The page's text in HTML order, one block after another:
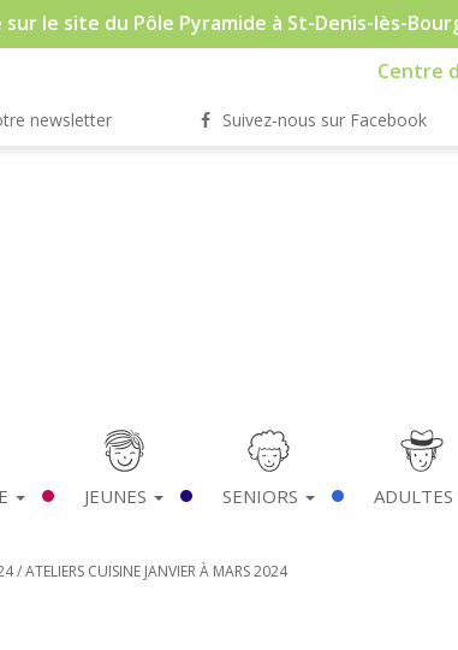
sur le site du Pôle Pyramide à St-Denis-lès-
Centre
newsletter Suivez-nous sur Facebook
JEUNES SENIORS ADULTES
/ATELIERS CUISINE JANVIER À MARS 2024